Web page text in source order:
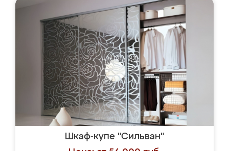
Шкаф-купе "Сильван"